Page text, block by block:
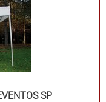
SP